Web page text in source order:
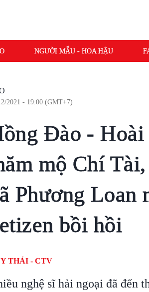
NGƯỜI MẪU - HOA HẬU
2021 - 19:00 (GMT+7)
Đào - Hoài
mộ Chí
Phương Loan
bồi hồi
THÁI - CTV
nghệ sĩ hải ngoại đã đến